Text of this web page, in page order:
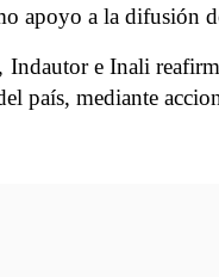
apoyo a la difusión
Indautor e Inali
país, mediante